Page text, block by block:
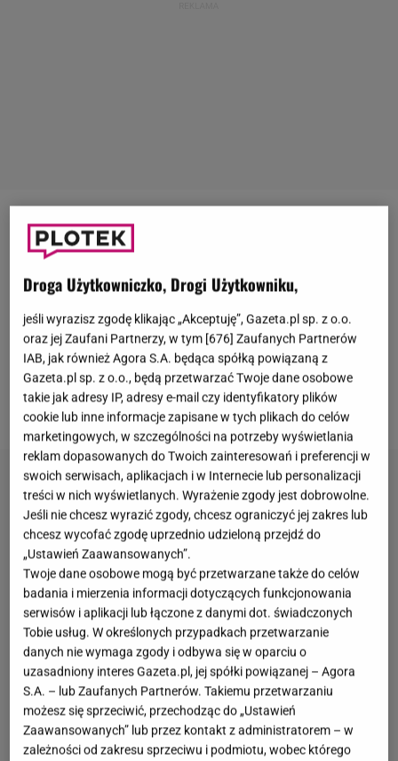
Program"Hotel Paradise"
się sporą popularnością. Uczestnicy show zyskują
status celebrytów, a fani z niecierpliwością
emitowana jest szósta odsłona, która
zadebiutowała na antenie pod koniec sierpnia.
Znana jest też data ostatniego odcinka. Kiedy
poznamy zwycięzców?
Droga Użytkowniczko, Drogi Użytkowniku,
jeśli wyrazisz zgodę klikając „Akceptuję”, Gazeta.pl sp. z o.o.
oraz jej Zaufani Partnerzy, w tym [676] Zaufanych Partnerów
IAB, jak również Agora S.A. będąca spółką powiązaną z
Gazeta.pl sp. z o.o., będą przetwarzać Twoje dane osobowe
takie jak adresy IP, adresy e-mail czy identyfikatory plików
cookie lub inne informacje zapisane w tych plikach do celów
marketingowych, w szczególności na potrzeby wyświetlania
reklam dopasowanych do Twoich zainteresowań i preferencji w
swoich serwisach, aplikacjach i w Internecie lub personalizacji
treści w nich wyświetlanych. Wyrażenie zgody jest dobrowolne.
Jeśli nie chcesz wyrazić zgody, chcesz ograniczyć jej zakres lub
chcesz wycofać zgodę uprzednio udzieloną przejdź do
„Ustawień Zaawansowanych”.
Twoje dane osobowe mogą być przetwarzane także do celów
badania i mierzenia informacji dotyczących funkcjonowania
serwisów i aplikacji lub łączone z danymi dot. świadczonych
Tobie usług. W określonych przypadkach przetwarzanie
danych nie wymaga zgody i odbywa się w oparciu o
uzasadniony interes Gazeta.pl, jej spółki powiązanej – Agora
S.A. – lub Zaufanych Partnerów. Takiemu przetwarzaniu
możesz się sprzeciwić, przechodząc do „Ustawień
Zaawansowanych” lub przez kontakt z administratorem – w
zależności od zakresu sprzeciwu i podmiotu, wobec którego